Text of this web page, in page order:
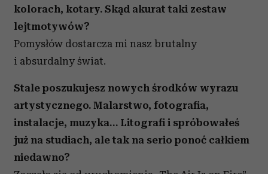
kolorach, kotary. Skąd akurat taki zestaw
lejtmotywów?
Pomysłów dostarcza mi nasz brutalny
i absurdalny świat.
Stale poszukujesz nowych środków wyrazu
artystycznego. Malarstwo, fotografia,
instalacje, muzyka… Litografi i spróbowałeś
już na studiach, ale tak na serio ponoć całkiem
niedawno?